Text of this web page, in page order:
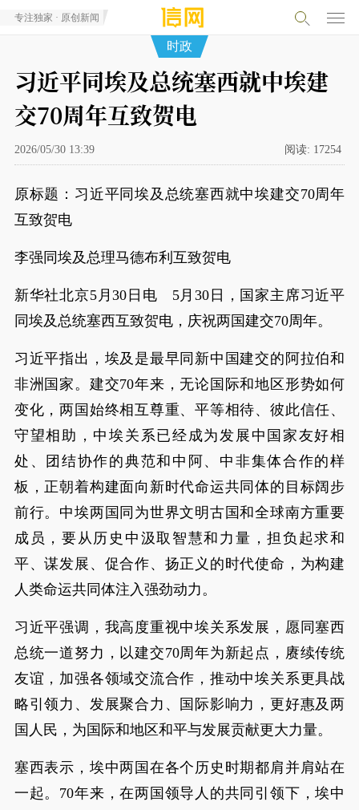
专注独家 · 原创新闻
时政
习近平同埃及总统塞西就中埃建
交70周年互致贺电
2026/05/30 13:39 阅读: 17254
原标题：习近平同埃及总统塞西就中埃建交70周年
互致贺电
李强同埃及总理马德布利互致贺电
新华社北京5月30日电 5月30日，国家主席习近平
同埃及总统塞西互致贺电，庆祝两国建交70周年。
习近平指出，埃及是最早同新中国建交的阿拉伯和
非洲国家。建交70年来，无论国际和地区形势如何
变化，两国始终相互尊重、平等相待、彼此信任、
守望相助，中埃关系已经成为发展中国家友好相
处、团结协作的典范和中阿、中非集体合作的样
板，正朝着构建面向新时代命运共同体的目标阔步
前行。中埃两国同为世界文明古国和全球南方重要
成员，要从历史中汲取智慧和力量，担负起求和
平、谋发展、促合作、扬正义的时代使命，为构建
人类命运共同体注入强劲动力。
习近平强调，我高度重视中埃关系发展，愿同塞西
总统一道努力，以建交70周年为新起点，赓续传统
友谊，加强各领域交流合作，推动中埃关系更具战
略引领力、发展聚合力、国际影响力，更好惠及两
国人民，为国际和地区和平与发展贡献更大力量。
塞西表示，埃中两国在各个历史时期都肩并肩站在
一起。70年来，在两国领导人的共同引领下，埃中